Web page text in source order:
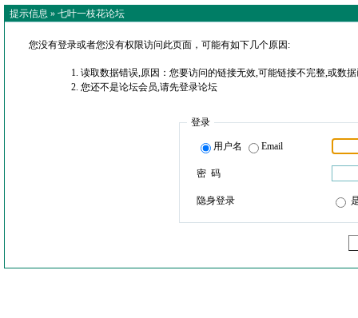
提示信息 » 七叶一枝花论坛
您没有登录或者您没有权限访问此页面，可能有如下几个原因:
读取数据错误,原因：您要访问的链接无效,可能链接不完整,或数
您还不是论坛会员,请先登录论坛
登录
用户名 Email
密 码
隐身登录